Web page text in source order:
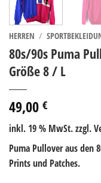
HERREN /
80s/90s Puma
Größe 8 / L
49,00 €
inkl. 19 % MwSt.zzgl.
Puma Pullover aus
Prints und Patches.